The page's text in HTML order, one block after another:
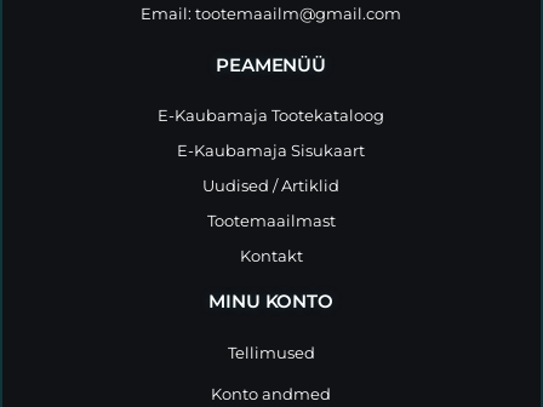
Email:tootemaailm@gmail.com
PEAMENÜÜ
E-Kaubamaja Tootekataloog
E-Kaubamaja Sisukaart
Uudised / Artiklid
Tootemaailmast
Kontakt
MINU KONTO
Tellimused
Konto andmed